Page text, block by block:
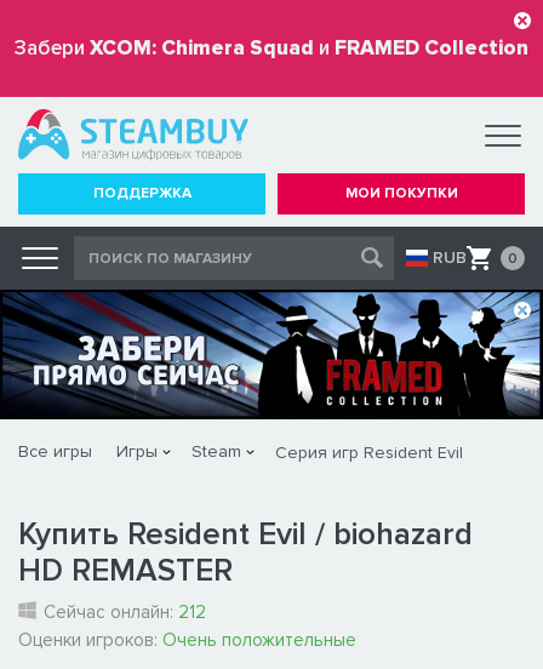
Забери XCOM: Chimera Squad и FRAMED Collection
бесплатно
ПОДДЕРЖКА МОИ ПОКУПКИ
RUB 0
Все игры Игры Steam Серия игр Resident Evil
Купить Resident Evil / biohazard
HD REMASTER
Сейчас онлайн: 212
Оценки игроков: Очень положительные